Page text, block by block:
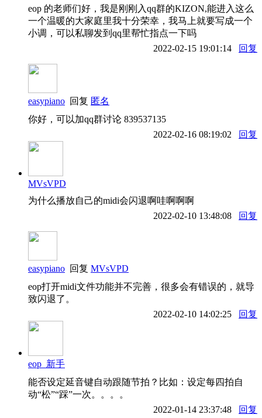
eop 的老师们好，我是刚刚入qq群的KIZON,能进入这么
一个温暖的大家庭里我十分荣幸，我马上就要写成一个
小调，可以私聊发到qq里帮忙指点一下吗
2022-02-15 19:01:14
回复
easypiano 回复 匿名
你好，可以加qq群讨论 839537135
2022-02-16 08:19:02
回复
MVsVPD
为什么播放自己的midi会闪退啊哇啊啊啊
2022-02-10 13:48:08
回复
easypiano 回复 MVsVPD
eop打开midi文件功能并不完善，很多会有错误的，就导
致闪退了。
2022-02-10 14:02:25
回复
eop_新手
能否设定延音键自动跟随节拍？比如：设定每四拍自
动“松”“踩”一次。。。。
2022-01-14 23:37:48
回复